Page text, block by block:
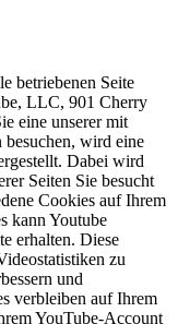
betriebenen Seite
LLC, 901 Cherry
eine unserer mit
besuchen, wird eine
Dabei wird
Seiten Sie besucht
Cookies auf Ihrem
kann Youtube
erhalten. Diese
zu
und
verbleiben auf Ihrem
YouTube-Account